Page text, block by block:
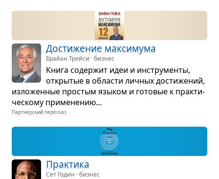
Дости­же­ние мак­си­мума
Брайан Трейси · бизнес
Книга содер­жит идеи и инстру­менты,
откры­тые в обла­сти лич­ных дости­же­ний,
изло­жен­ные про­стым язы­ком и гото­вые к прак­ти­
че­скому при­ме­не­нию...
Партнёрский пересказ
Прак­тика
Сет Годин · бизнес